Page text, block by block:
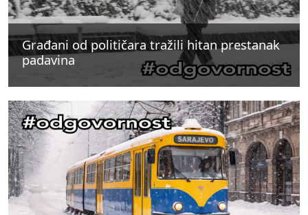
Građani od političara tražili hitan prestanak
padavina
Građani od političara tražili hitan prestanak
padavina
Građani od političara tražili hitan prestanak
padavina